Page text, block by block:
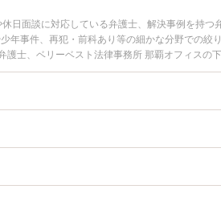
日面談に対応している弁護士、解決事例を持つ
事件、再犯・前科あり等の細かな分野での絞
士、ベリーベスト法律事務所 那覇オフィスの
当防衛のトラブルを今すぐに弁護士に相談し
律相談できる沖縄県内の弁護士に相談予約し